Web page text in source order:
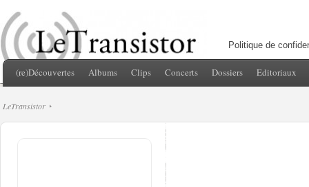
Politique de
(re)Découvertes Albums Clips Concerts Dossiers Editoriaux
LeTransistor